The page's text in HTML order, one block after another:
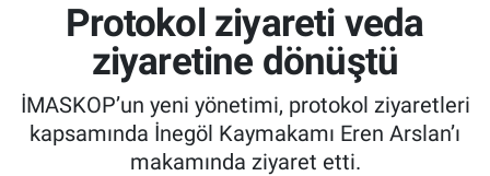
Protokol ziyareti veda
ziyaretine dönüştü
İMASKOP’un yeni yönetimi, protokol ziyaretleri
kapsamında İnegöl Kaymakamı Eren Arslan’ı
makamında ziyaret etti.
Ekonomi
Güncel
İnanç
Son Dakika Haberleri
Haber Arşivi